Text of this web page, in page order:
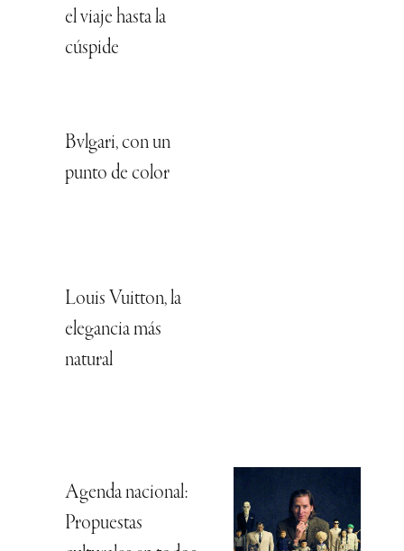
el viaje hasta la
cúspide
Bvlgari, con un
punto de color
Louis Vuitton, la
elegancia más
natural
Agenda nacional:
Propuestas